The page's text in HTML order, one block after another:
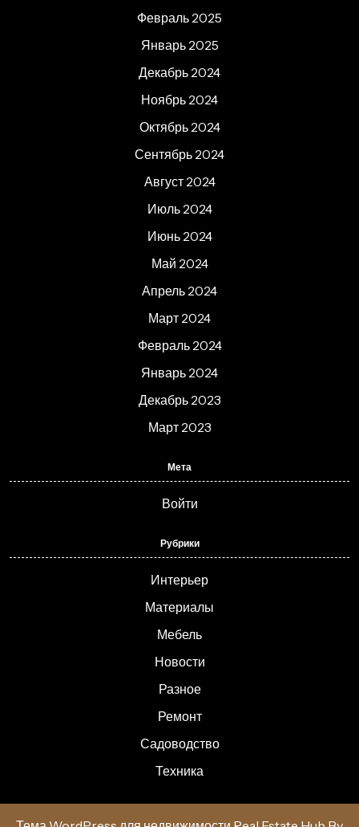
Февраль 2025
Январь 2025
Декабрь 2024
Ноябрь 2024
Октябрь 2024
Сентябрь 2024
Август 2024
Июль 2024
Июнь 2024
Май 2024
Апрель 2024
Март 2024
Февраль 2024
Январь 2024
Декабрь 2023
Март 2023
Мета
Войти
Рубрики
Интерьер
Материалы
Мебель
Новости
Разное
Ремонт
Садоводство
Техника